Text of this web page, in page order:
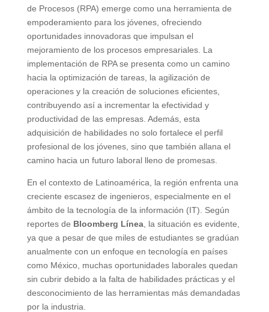
de Procesos (RPA) emerge como una herramienta de
empoderamiento para los jóvenes, ofreciendo
oportunidades innovadoras que impulsan el
mejoramiento de los procesos empresariales. La
implementación de RPA se presenta como un camino
hacia la optimización de tareas, la agilización de
operaciones y la creación de soluciones eficientes,
contribuyendo así a incrementar la efectividad y
productividad de las empresas. Además, esta
adquisición de habilidades no solo fortalece el perfil
profesional de los jóvenes, sino que también allana el
camino hacia un futuro laboral lleno de promesas.
En el contexto de Latinoamérica, la región enfrenta una
creciente escasez de ingenieros, especialmente en el
ámbito de la tecnología de la información (IT). Según
reportes de Bloomberg Línea, la situación es evidente,
ya que a pesar de que miles de estudiantes se gradúan
anualmente con un enfoque en tecnología en países
como México, muchas oportunidades laborales quedan
sin cubrir debido a la falta de habilidades prácticas y el
desconocimiento de las herramientas más demandadas
por la industria.